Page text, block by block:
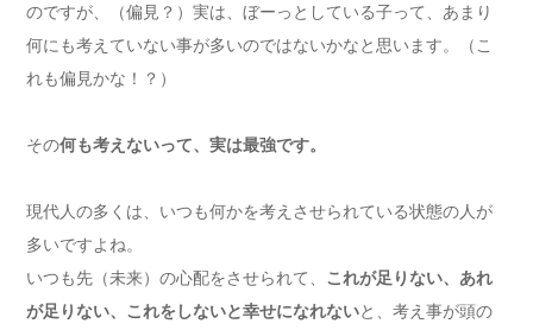
のですが、（偏見？）実は、ぼーっとしている子って、あまり
何にも考えていない事が多いのではないかなと思います。（こ
れも偏見かな！？）
その何も考えないって、実は最強です。
現代人の多くは、いつも何かを考えさせられている状態の人が
多いですよね。
いつも先（未来）の心配をさせられて、 これが足りない、あれ
が足りない、これをしないと幸せになれないと、考え事が頭の